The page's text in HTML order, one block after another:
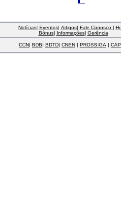
Notícias| Eventos| Artigos| Fale Conosco |
Bônus| Informações| Gerência
CCN| BDB| BDTD| CNEN | PROSSIGA |